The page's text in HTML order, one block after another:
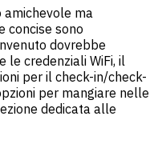
amichevole ma
concise sono
dovrebbe
le credenziali WiFi, il
per il check-in/check-
per mangiare nelle
dedicata alle